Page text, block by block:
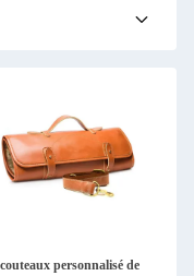
personnalisé de